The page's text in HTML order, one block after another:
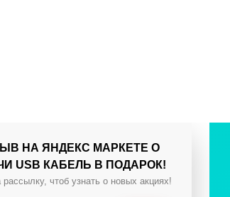
НА ЯНДЕКС МАРКЕТЕ О
USB КАБЕЛЬ В ПОДАРОК!
чтоб узнать о новых акциях!